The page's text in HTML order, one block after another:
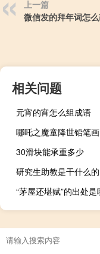
上一篇
微信发的拜年词怎
相关问题
元宵的宵怎么组成语
30滑块能承重多少
研究生助教是干什么的
“茅屋还堪赋”的出处是